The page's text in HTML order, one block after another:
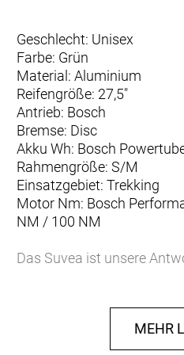
Geschlecht: Unisex
Farbe: Grün
Material: Aluminium
Reifengröße: 27,5"
Antrieb: Bosch
Bremse: Disc
Akku Wh: Bosch
Rahmengröße: S/M
Einsatzgebiet: Trekking
Motor Nm: Bosch
NM / 100 NM
Das Suvea ist unsere
herausragender
Dazu gehören aber nicht
wie das optionale
MEHR